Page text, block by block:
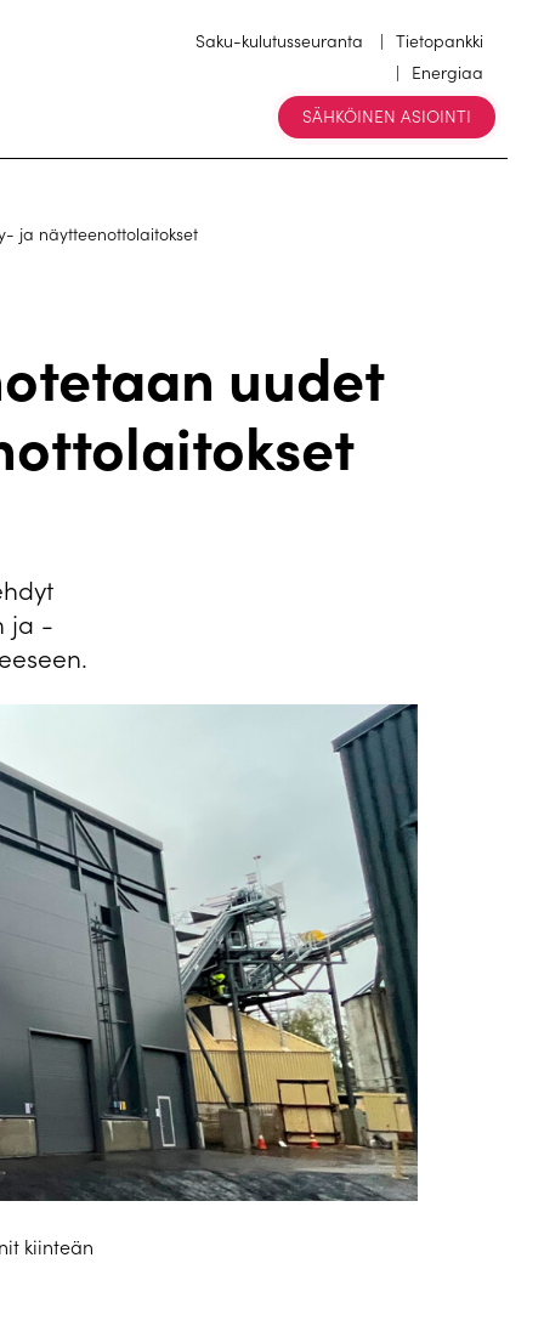
Saku-kulutusseuranta
Tietopankki
Energiaa
SÄHKÖINEN ASIOINTI
ja näytteenottolaitokset
uudet
ja -
kiinteän